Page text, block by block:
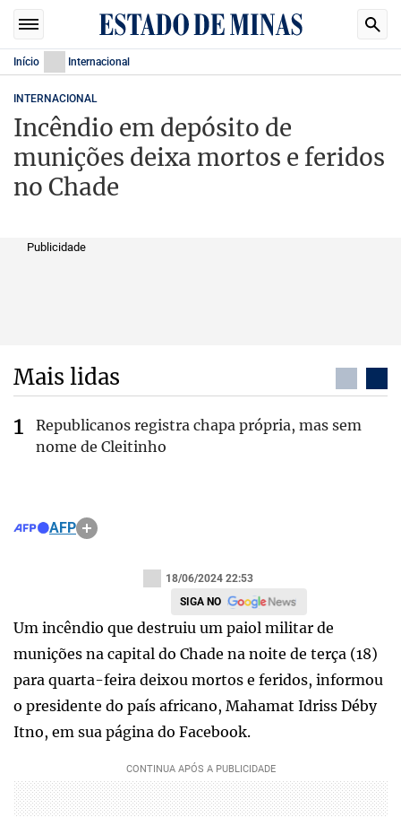
Início Internacional
INTERNACIONAL
Incêndio em depósito de
munições deixa mortos e feridos
no Chade
Publicidade
Mais lidas
Republicanos registra chapa própria, mas sem
nome de Cleitinho
AFP
18/06/2024 22:53
SIGA NO
Um incêndio que destruiu um paiol militar de
munições na capital do Chade na noite de terça (18)
para quarta-feira deixou mortos e feridos, informou
o presidente do país africano, Mahamat Idriss Déby
Itno, em sua página do Facebook.